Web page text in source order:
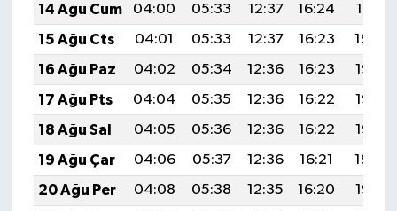
14 Ağu Cum
04:00 05:33 12:37 16:24
19:31
15 Ağu Cts
04:01 05:33 12:37 16:23
19:30
16 Ağu Paz
04:02 05:34 12:36 16:23
19:28
17 Ağu Pts
04:04 05:35 12:36 16:22
19:27
18 Ağu Sal
04:05 05:36 12:36 16:22
19:26
19 Ağu Çar
04:06 05:37 12:36 16:21
19:24
20 Ağu Per
04:08 05:38 12:35 16:20
19:23